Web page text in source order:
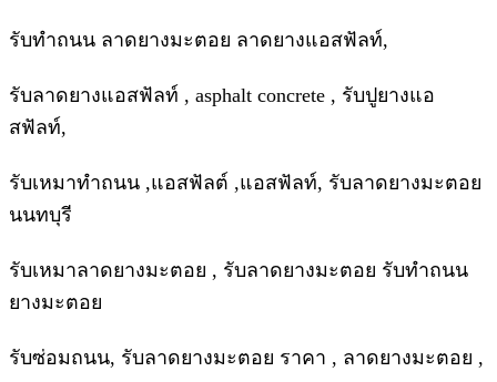
รับทำถนน ลาดยางมะตอย ลาดยางแอสฟัลท์,
รับลาดยางแอสฟัลท์ , asphalt concrete , รับปูยางแอ
สฟัลท์,
รับเหมาทำถนน ,แอสฟัลต์ ,แอสฟัลท์, รับลาดยางมะตอย
นนทบุรี
รับเหมาลาดยางมะตอย , รับลาดยางมะตอย รับทำถนน
ยางมะตอย
รับซ่อมถนน, รับลาดยางมะตอย ราคา , ลาดยางมะตอย ,